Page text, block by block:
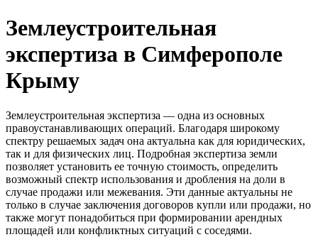
Землеустроительная
экспертиза в Симферополе
Крыму
Землеустроительная экспертиза — одна из основных
правоустанавливающих операций. Благодаря широкому
спектру решаемых задач она актуальна как для юридических,
так и для физических лиц. Подробная экспертиза земли
позволяет установить ее точную стоимость, определить
возможный спектр использования и дробления на доли в
случае продажи или межевания. Эти данные актуальны не
только в случае заключения договоров купли или продажи, но
также могут понадобиться при формировании арендных
площадей или конфликтных ситуаций с соседями.